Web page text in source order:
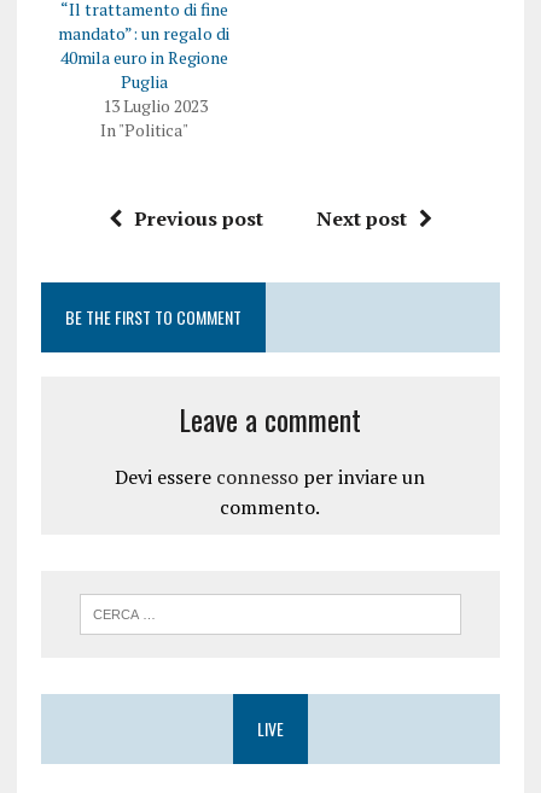
“Il trattamento di fine
mandato”: un regalo di
40mila euro in Regione
Puglia
13 Luglio 2023
In "Politica"
Previous post Next post
BE THE FIRST TO COMMENT
Leave a comment
Devi essere connesso per inviare un
commento.
LIVE